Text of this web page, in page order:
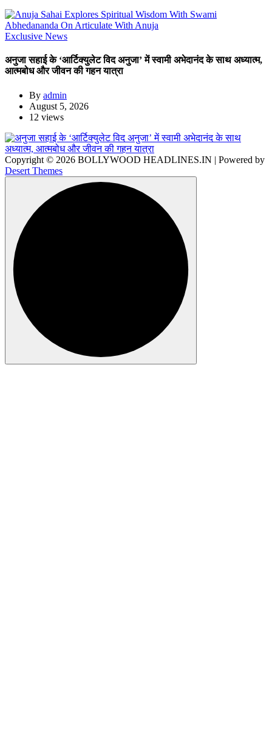
Exclusive News
अनुजा सहाई के ‘आर्टिक्युलेट विद अनुजा’ में स्वामी अभेदानंद के साथ अध्यात्म,
आत्मबोध और जीवन की गहन यात्रा
By admin
August 5, 2026
12 views
Copyright © 2026 BOLLYWOOD HEADLINES.IN | Powered by
Desert Themes